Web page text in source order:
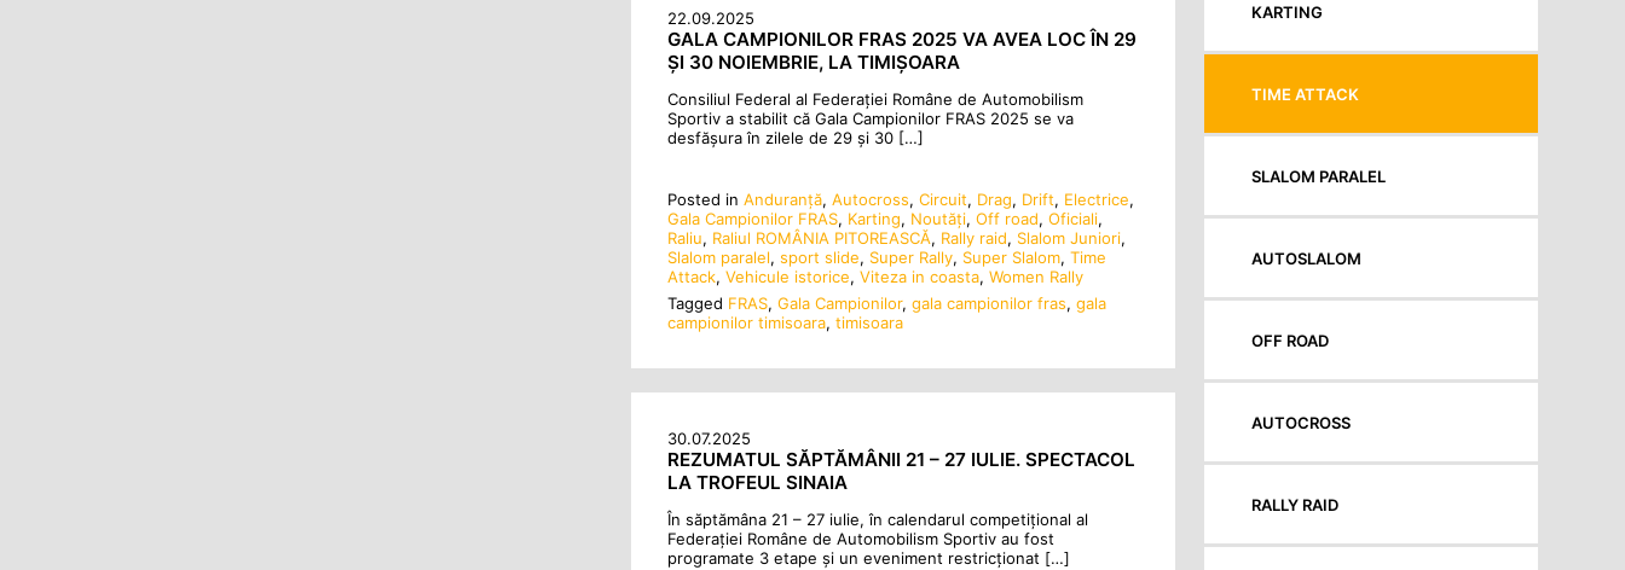
22.09.2025
GALA CAMPIONILOR FRAS 2025 VA AVEA LOC ÎN 29
ȘI 30 NOIEMBRIE, LA TIMIȘOARA
Consiliul Federal al Federației Române de Automobilism
Sportiv a stabilit că Gala Campionilor FRAS 2025 se va
desfășura în zilele de 29 și 30 […]
Posted in Anduranţă, Autocross, Circuit, Drag, Drift, Electrice,
Gala Campionilor FRAS, Karting, Noutăţi, Off road, Oficiali,
Raliu, Raliul ROMÂNIA PITOREASCĂ, Rally raid, Slalom Juniori,
Slalom paralel, sport slide, Super Rally, Super Slalom, Time
Attack, Vehicule istorice, Viteza in coasta, Women Rally
Tagged FRAS, Gala Campionilor, gala campionilor fras, gala
campionilor timisoara, timisoara
30.07.2025
REZUMATUL SĂPTĂMÂNII 21 – 27 IULIE. SPECTACOL
LA TROFEUL SINAIA
În săptămâna 21 – 27 iulie, în calendarul competițional al
Federației Române de Automobilism Sportiv au fost
programate 3 etape și un eveniment restricționat […]
KARTING
TIME ATTACK
SLALOM PARALEL
AUTOSLALOM
OFF ROAD
AUTOCROSS
RALLY RAID